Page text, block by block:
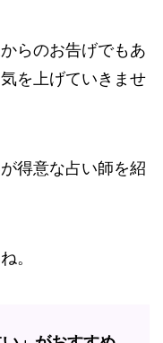
らのお告げでもあ
を上げていきませ
得意な占い師を紹
。